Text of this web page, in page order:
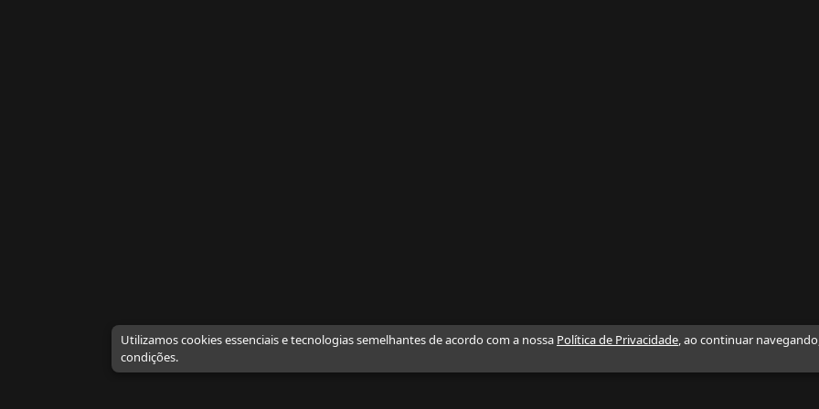
Utilizamos cookies essenciais e tecnologias semelhantes de acordo com a nossa Política de Privacidade, ao continuar
condições.